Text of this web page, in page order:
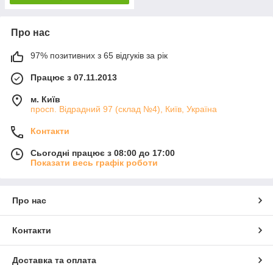
Про нас
97% позитивних з 65 відгуків за рік
Працює з 07.11.2013
м. Київ
просп. Відрадний 97 (склад №4), Київ, Україна
Контакти
Сьогодні працює з 08:00 до 17:00
Показати весь графік роботи
Про нас
Контакти
Доставка та оплата